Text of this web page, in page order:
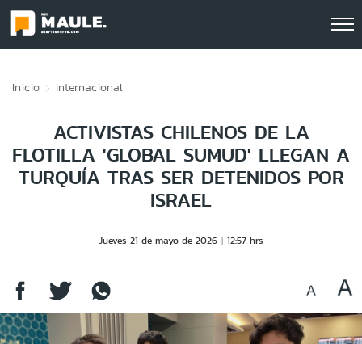
Inicio Internacional
ACTIVISTAS CHILENOS DE LA
FLOTILLA 'GLOBAL SUMUD' LLEGAN A
TURQUÍA TRAS SER DETENIDOS POR
ISRAEL
Jueves 21 de mayo de 2026 12:57 hrs